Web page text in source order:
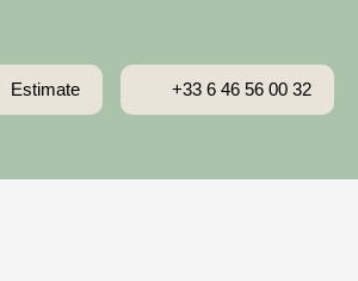
Estimate +33 6 46 56 00 32